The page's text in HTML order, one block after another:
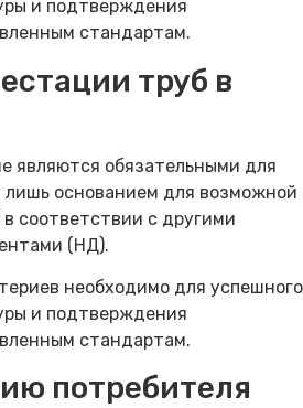
и подтверждения
стандартам.
труб в
являются обязательными для
лишь основанием для возможной
соответствии с другими
(НД).
необходимо для успешного
и подтверждения
стандартам.
потребителя